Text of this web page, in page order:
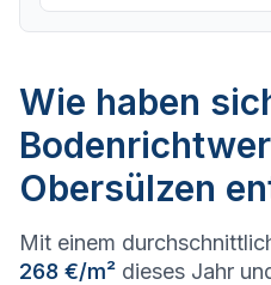
Wie haben
Obersülzen
Mit einem
268 €/m² dieses Jahr